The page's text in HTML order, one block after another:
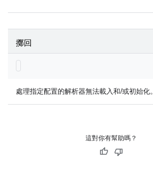
擲回
處理指定配置的解析器無法載入和/或初始化。
這對你有幫助嗎？